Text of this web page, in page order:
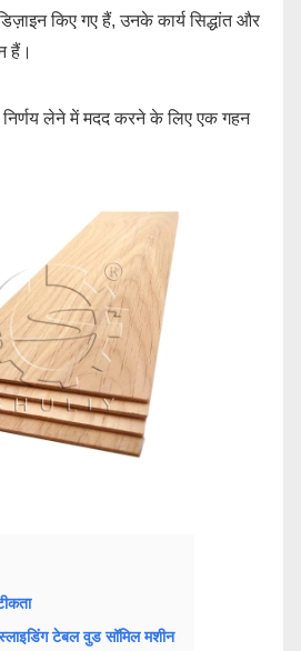
किए गए हैं, उनके कार्य सिद्धांत और
हैं।
लेने में मदद करने के लिए एक गहन
टेबल वुड सॉमिल मशीन